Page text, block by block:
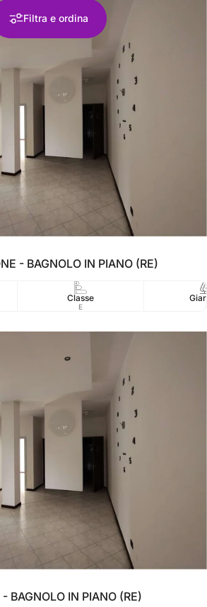
Filtra e ordina
- BAGNOLO IN PIANO (RE)
Classe
E
BAGNOLO IN PIANO (RE)